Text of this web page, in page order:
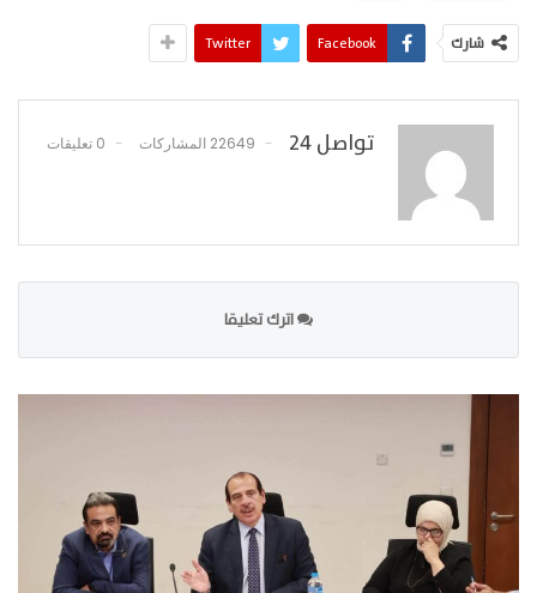
شارك Facebook
Twitter
تواصل 24 22649 المشاركات 0 تعليقات
اترك تعليقا